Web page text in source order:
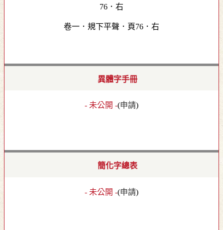
卷一．規下平聲．頁76．右
異體字手冊
- 未公開 -(申請)
簡化字總表
- 未公開 -(申請)